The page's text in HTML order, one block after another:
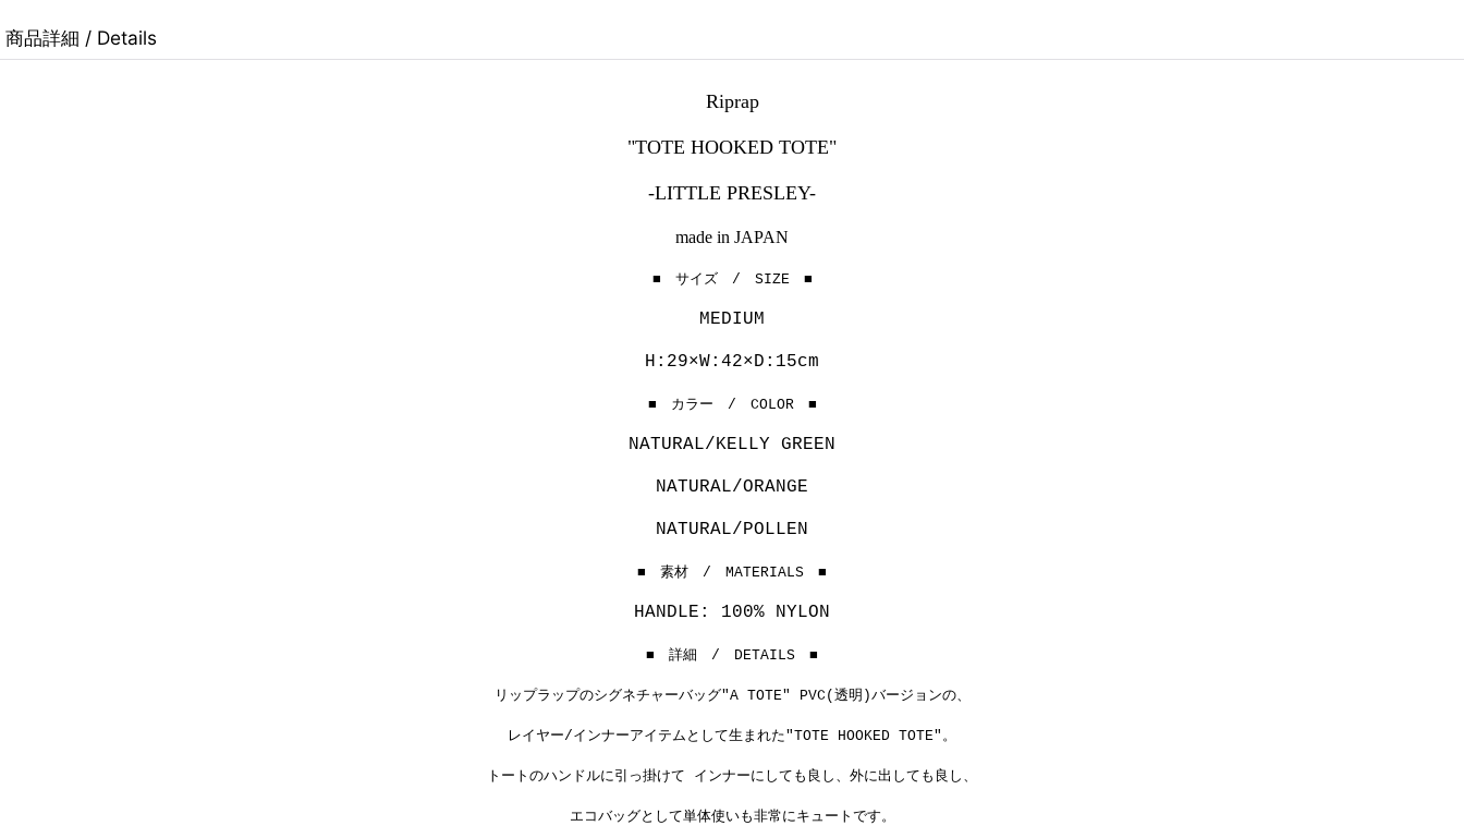
商品詳細 / Details
Riprap
"TOTE HOOKED TOTE"
-LITTLE PRESLEY-
made in JAPAN
■ サイズ / SIZE ■
MEDIUM
H:29×W:42×D:15cm
■ カラー / COLOR ■
NATURAL/KELLY GREEN
NATURAL/ORANGE
NATURAL/POLLEN
■ 素材 / MATERIALS ■
HANDLE: 100% NYLON
■ 詳細 / DETAILS ■
リップラップのシグネチャーバッグ"A TOTE" PVC(透明)バージョンの、
レイヤー/インナーアイテムとして生まれた"TOTE HOOKED TOTE"。
トートのハンドルに引っ掛けて インナーにしても良し、外に出しても良し、
エコバッグとして単体使いも非常にキュートです。